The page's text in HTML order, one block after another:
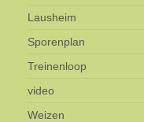
Lausheim
Sporenplan
Treinenloop
video
Weizen